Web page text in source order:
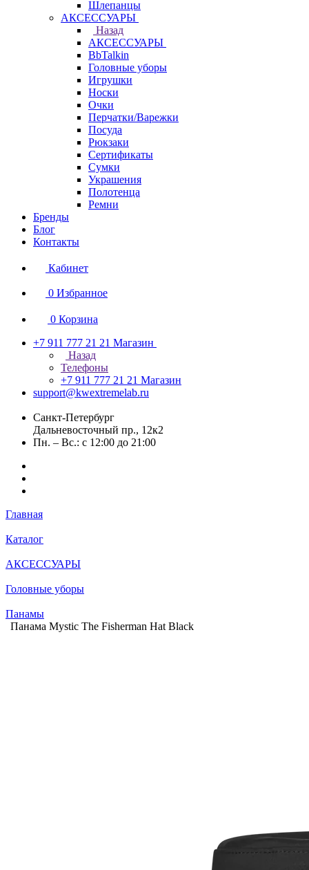
Шлепанцы
АКСЕССУАРЫ
Назад
АКСЕССУАРЫ
BbTalkin
Головные уборы
Игрушки
Носки
Очки
Перчатки/Варежки
Посуда
Рюкзаки
Сертификаты
Сумки
Украшения
Полотенца
Ремни
Бренды
Блог
Контакты
Кабинет
0 Избранное
0 Корзина
+7 911 777 21 21 Магазин
Назад
Телефоны
+7 911 777 21 21 Магазин
support@kwextremelab.ru
Санкт-Петербург
Дальневосточный пр., 12к2
Пн. – Вс.: с 12:00 до 21:00
Главная
Каталог
АКСЕССУАРЫ
Головные уборы
Панамы
Панама Mystic The Fisherman Hat Black